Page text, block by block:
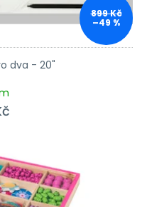
899 Kč
–49 %
dva - 20"